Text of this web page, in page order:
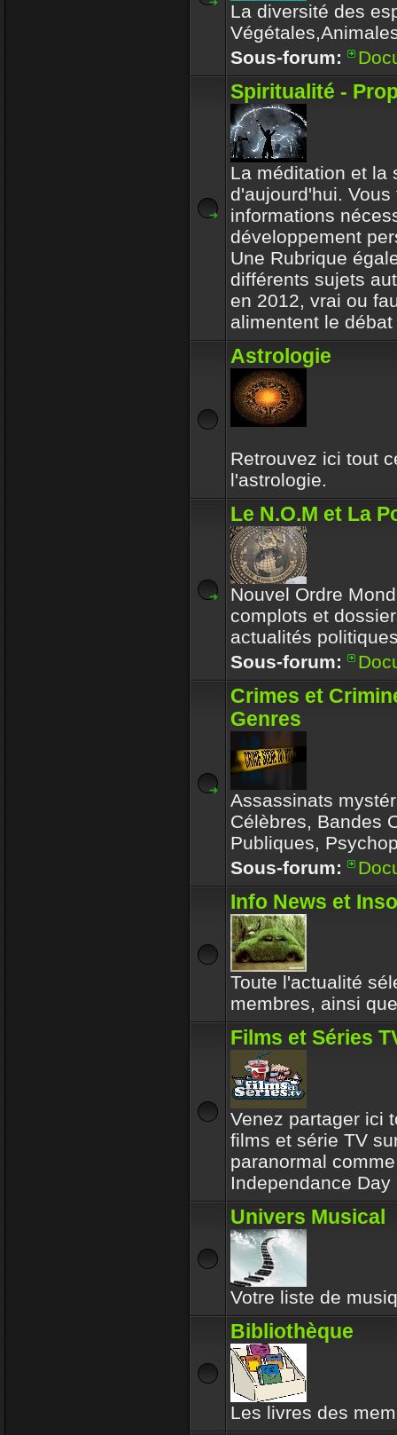
La diversité des
Sous-forum:
Spiritualité -
La méditation et la
d'aujourd'hui.
informations
développement
Une Rubrique
différents sujets
en 2012, vrai ou
alimentent le débat
Astrologie
Retrouvez ici tout
l'astrologie.
Le N.O.M et La
Nouvel Ordre
complots et
actualités
Sous-forum:
Crimes et
Genres
Assassinats
Célèbres, Bandes
Publiques,
Sous-forum:
Info News et
Toute l'actualité
membres, ainsi
Films et Séries
Venez partager ici
films et série TV
paranormal
Independance
Univers Musical
Votre liste de
Bibliothèque
Les livres des